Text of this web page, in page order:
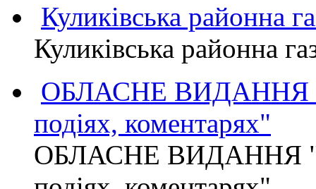
Куликівська районна
Куликівська районна
ОБЛАСНЕ ВИДАННЯ
подіях, коментарях"
ОБЛАСНЕ ВИДАННЯ